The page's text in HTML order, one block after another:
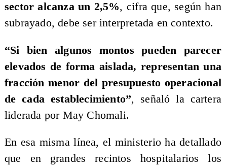
sector alcanza un 2,5%, cifra que, según han
subrayado, debe ser interpretada en contexto.
“Si bien algunos montos pueden parecer
elevados de forma aislada, representan una
fracción menor del presupuesto operacional
de cada establecimiento”, señaló la cartera
liderada por May Chomali.
En esa misma línea, el ministerio ha detallado
que en grandes recintos hospitalarios los